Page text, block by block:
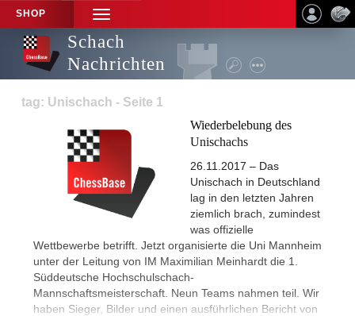
SHOP
TOGGLE
NAVIGATION
Schach
Nachrichten
tag: Unischach - Seite 1
Wiederbelebung des
Unischachs
26.11.2017 – Das
Unischach in Deutschland
lag in den letzten Jahren
ziemlich brach, zumindest
was offizielle
Wettbewerbe betrifft. Jetzt organisierte die Uni Mannheim
unter der Leitung von IM Maximilian Meinhardt die 1.
Süddeutsche Hochschulschach-
Mannschaftsmeisterschaft. Neun Teams nahmen teil. Wir
haben Sieger, Bilder und einen ausführlichen Bericht von